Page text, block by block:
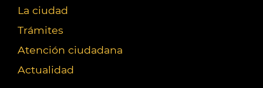
La ciudad
Trámites
Atención ciudadana
Actualidad